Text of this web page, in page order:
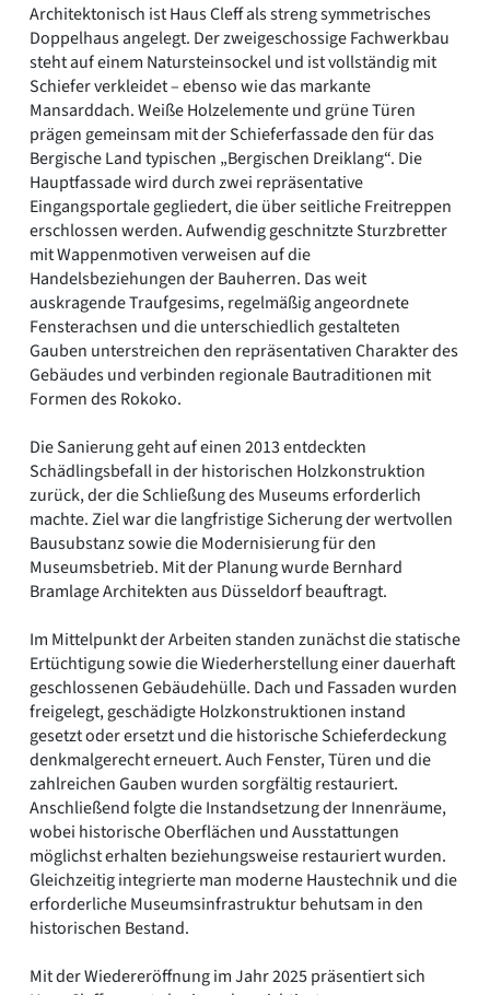
Architektonisch ist Haus Cleff als streng symmetrisches
Doppelhaus angelegt. Der zweigeschossige Fachwerkbau
steht auf einem Natursteinsockel und ist vollständig mit
Schiefer verkleidet – ebenso wie das markante
Mansarddach. Weiße Holzelemente und grüne Türen
prägen gemeinsam mit der Schieferfassade den für das
Bergische Land typischen „Bergischen Dreiklang“. Die
Hauptfassade wird durch zwei repräsentative
Eingangsportale gegliedert, die über seitliche Freitreppen
erschlossen werden. Aufwendig geschnitzte Sturzbretter
mit Wappenmotiven verweisen auf die
Handelsbeziehungen der Bauherren. Das weit
auskragende Traufgesims, regelmäßig angeordnete
Fensterachsen und die unterschiedlich gestalteten
Gauben unterstreichen den repräsentativen Charakter des
Gebäudes und verbinden regionale Bautraditionen mit
Formen des Rokoko.
Die Sanierung geht auf einen 2013 entdeckten
Schädlingsbefall in der historischen Holzkonstruktion
zurück, der die Schließung des Museums erforderlich
machte. Ziel war die langfristige Sicherung der wertvollen
Bausubstanz sowie die Modernisierung für den
Museumsbetrieb. Mit der Planung wurde Bernhard
Bramlage Architekten aus Düsseldorf beauftragt.
Im Mittelpunkt der Arbeiten standen zunächst die statische
Ertüchtigung sowie die Wiederherstellung einer dauerhaft
geschlossenen Gebäudehülle. Dach und Fassaden wurden
freigelegt, geschädigte Holzkonstruktionen instand
gesetzt oder ersetzt und die historische Schieferdeckung
denkmalgerecht erneuert. Auch Fenster, Türen und die
zahlreichen Gauben wurden sorgfältig restauriert.
Anschließend folgte die Instandsetzung der Innenräume,
wobei historische Oberflächen und Ausstattungen
möglichst erhalten beziehungsweise restauriert wurden.
Gleichzeitig integrierte man moderne Haustechnik und die
erforderliche Museumsinfrastruktur behutsam in den
historischen Bestand.
Mit der Wiedereröffnung im Jahr 2025 präsentiert sich